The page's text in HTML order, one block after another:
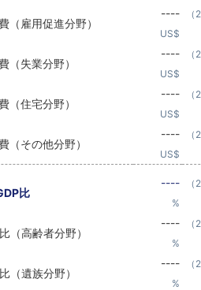
（雇用促進分野）
----
US$
（失業分野）
----
US$
（住宅分野）
----
US$
（その他分野）
----
US$
比
----
%
（高齢者分野）
----
%
（遺族分野）
----
%